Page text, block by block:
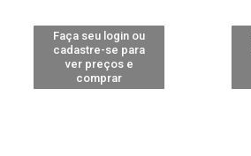
Faça seu login ou
cadastre-se para
ver preços e
comprar